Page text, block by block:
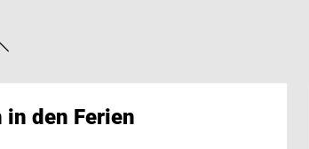
in den Ferien